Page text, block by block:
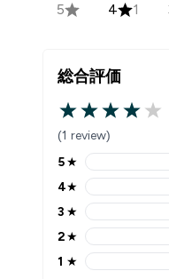
5 4 1
総合評価
4 out of 5 stars
(1 review)
5 stars rating 0
5★
4 stars rating 1
4★
3 stars rating 0
3 ★
2 stars rating 0
2★
1 stars rating 0
1 ★